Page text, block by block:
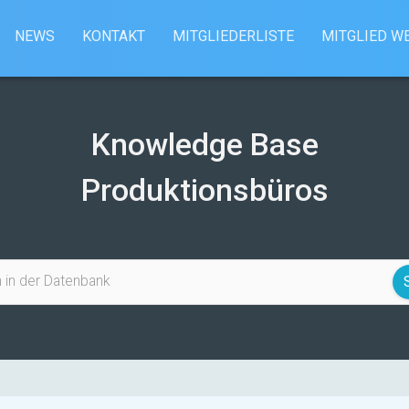
NEWS KONTAKT MITGLIEDERLISTE MITGLIED
Knowledge Base
Produktionsbüros